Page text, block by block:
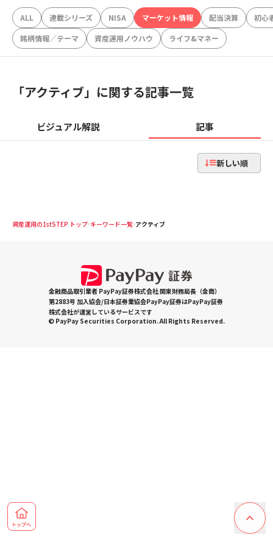
ALL 連載シリーズ NISA マーケット情報 配当決算
初心
銘柄情報／テーマ
資産運用ノウハウ ライフ&マネー
「アクティブ」に関する記事一覧
ビジュアル解説 記事
新しい順
資産運用の1stSTEP トップ キーワード一覧 アクティブ
金融商品取引業者 PayPay証券株式会社 関東財務局長（金商）
第2883号 加入協会/日本証券業協会PayPay証券はPayPay証券
株式会社が運営しているサービスです
© PayPay Securities Corporation. All Rights Reserved.